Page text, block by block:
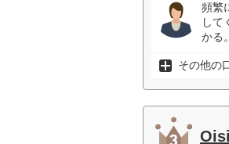
頻繁
して
かる
その他の